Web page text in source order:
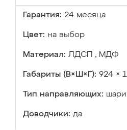
Гарантия: 24 месяца
Цвет: на выбор
Материал: ЛДСП , МДФ
Габариты (В×Ш×Г): 924 ×
Тип направляющих:
Доводчики: да